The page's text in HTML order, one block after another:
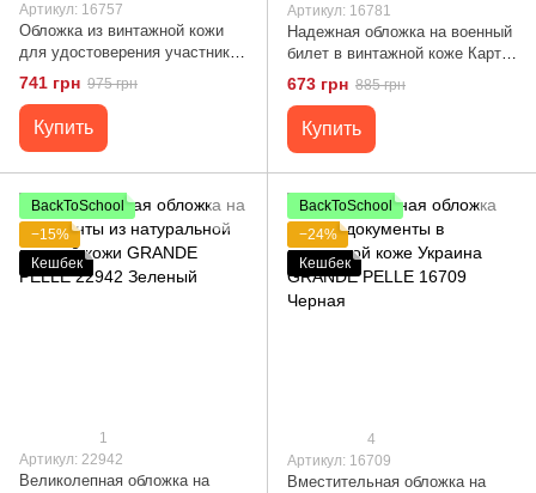
Артикул: 16757
Обложка из винтажной кожи
для удостоверения участника
боевых действий Сердце
GRANDE PELLE 16757 Черная
741 грн 975 грн
Купить
Артикул: 16781
Надежная обложка на военный
билет в винтажной коже Карта
GRANDE PELLE 16781
Коричневая
673 грн 885 грн
Купить
BackToSchool
−15%
Кешбек
1
Артикул: 22942
Великолепная обложка на
BackToSchool
−24%
Кешбек
4
Артикул: 16709
Вместительная обложка на